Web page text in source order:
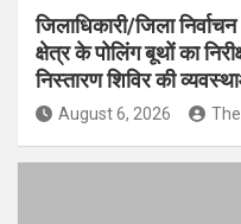
जिलाधिकारी/जिला
क्षेत्र के पोलिंग बूथों का
निस्तारण शिविर की
August 6, 2026